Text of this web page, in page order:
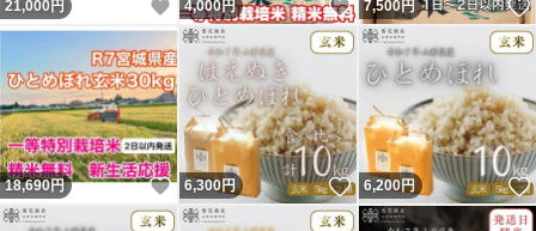
21,000 円 いいね！
4,000円 いいね！
7,500円
18,690円 いいね！
6,300円 いいね！
6,200円